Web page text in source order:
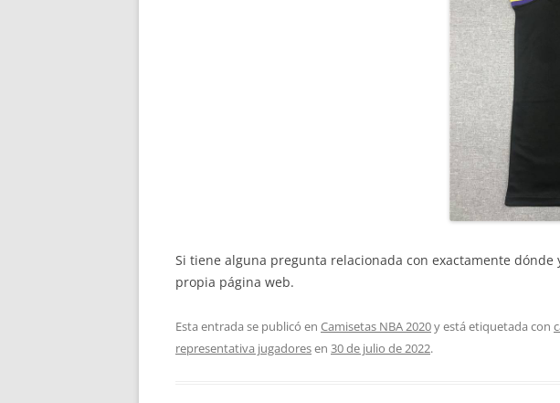
Si tiene alguna pregunta relacionada con exactamente dónde
propia página web.
Esta entrada se publicó en Camisetas NBA 2020y está etiquetada con
representativa jugadoresen 30 de julio de 2022.